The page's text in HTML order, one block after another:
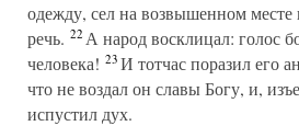
одежду, сел на возвышенном
речь. 22А народ восклицал: голос
человека! 23И тотчас поразил его
что не воздал он славы Богу, и,
испустил дух.